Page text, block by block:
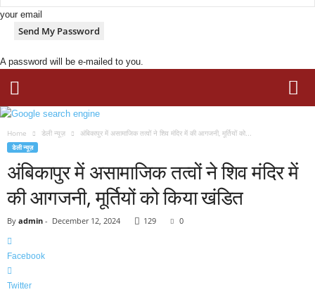
your email
A password will be e-mailed to you.
k
Home डेली न्यूज़ अंबिकापुर में असामाजिक तत्वों ने शिव मंदिर में की आगजनी, मूर्तियों को...
डेली न्यूज़
अंबिकापुर में असामाजिक तत्वों ने शिव मंदिर में
की आगजनी, मूर्तियों को किया खंडित
By admin - December 12, 2024 129 0
Facebook
Twitter